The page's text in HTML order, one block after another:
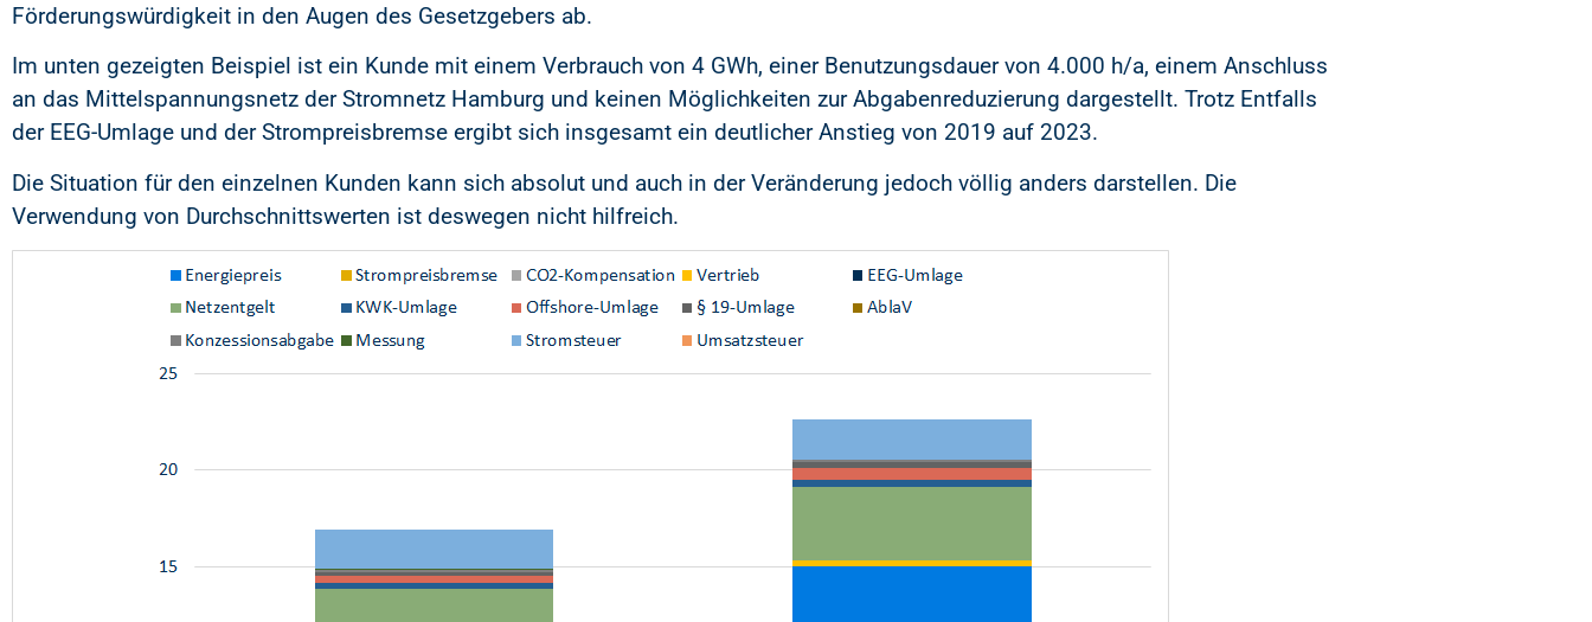
Förderungswürdigkeit in den Augen des Gesetzgebers ab.
Im unten gezeigten Beispiel ist ein Kunde mit einem Verbrauch von 4 GWh, einer Benutzungsdauer von 4.000 h/a, einem Anschluss
an das Mittelspannungsnetz der Stromnetz Hamburg und keinen Möglichkeiten zur Abgabenreduzierung dargestellt. Trotz Entfalls
der EEG-Umlage und der Strompreisbremse ergibt sich insgesamt ein deutlicher Anstieg von 2019 auf 2023.
Die Situation für den einzelnen Kunden kann sich absolut und auch in der Veränderung jedoch völlig anders darstellen. Die
Verwendung von Durchschnittswerten ist deswegen nicht hilfreich.